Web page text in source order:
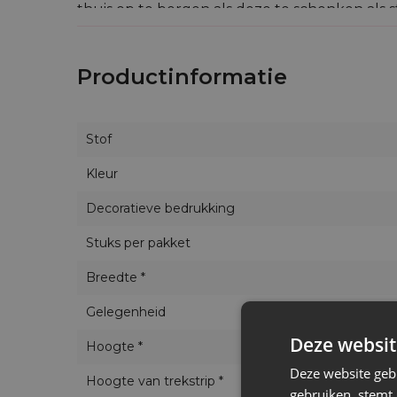
thuis op te bergen als deze te schenken als
Indien je dus iets echt speciaals wenst,
Productinformatie
Stof
Kleur
Decoratieve bedrukking
Stuks per pakket
Breedte *
Gelegenheid
Hoogte *
Hoogte van trekstrip *
Deze
Deze website